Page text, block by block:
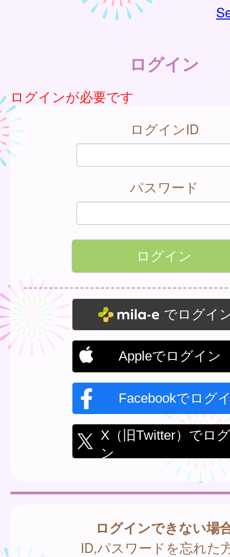
ログイン
ログインが必要です
ログインID
パスワード
でログイ
Appleでログイン
Facebookでログ
X（旧Twitter）でロ
ン
ログインできない場
ID,パスワードを忘れた